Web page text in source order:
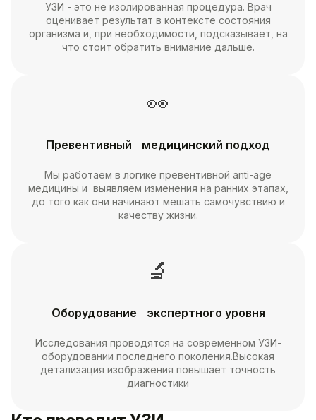
УЗИ - это не изолированная процедура. Врач
оценивает результат в контексте состояния
организма и, при необходимости, подсказывает, на
что стоит обратить внимание дальше.
👀
Превентивный медицинский подход
Мы работаем в логике превентивной anti-age
медицины и выявляем изменения на ранних этапах,
до того как они начинают мешать самочувствию и
качеству жизни.
🔬
Оборудование экспертного уровня
Исследования проводятся на современном УЗИ-
оборудовании последнего поколения.Высокая
детализация изображения повышает точность
диагностики